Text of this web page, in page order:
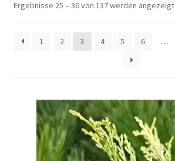
Ergebnisse 25 – 36 von 137 werden angezeigt
1 2 3 4 5 6 …